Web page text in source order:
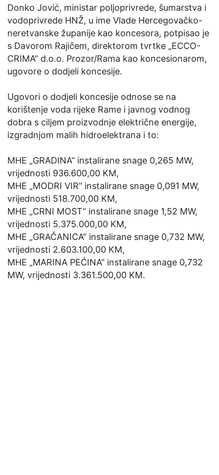
Donko Jović, ministar poljoprivrede, šumarstva i
vodoprivrede HNŽ, u ime Vlade Hercegovačko-
neretvanske županije kao koncesora, potpisao je
s Davorom Rajičem, direktorom tvrtke „ECCO-
CRIMA“ d.o.o. Prozor/Rama kao koncesionarom,
ugovore o dodjeli koncesije.
Ugovori o dodjeli koncesije odnose se na
korištenje voda rijeke Rame i javnog vodnog
dobra s ciljem proizvodnje električne energije,
izgradnjom malih hidroelektrana i to:
MHE „GRADINA“ instalirane snage 0,265 MW,
vrijednosti 936.600,00 KM,
MHE „MODRI VIR“ instalirane snage 0,091 MW,
vrijednosti 518.700,00 KM,
MHE „CRNI MOST“ instalirane snage 1,52 MW,
vrijednosti 5.375.000,00 KM,
MHE „GRAČANICA“ instalirane snage 0,732 MW,
vrijednosti 2.603.100,00 KM,
MHE „MARINA PEĆINA“ instalirane snage 0,732
MW, vrijednosti 3.361.500,00 KM.